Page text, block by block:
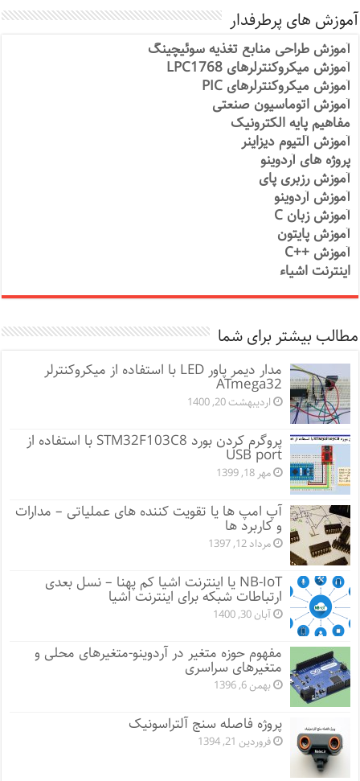
آموزش های پرطرفدار
آموزش طراحی منابع تغذیه سوئیچینگ
آموزش میکروکنترلرهای LPC1768
آموزش میکروکنترلرهای PIC
آموزش اتوماسیون صنعتی
مفاهیم پایه الکترونیک
آموزش آلتیوم دیزاینر
پروژه های آردوینو
آموزش رزبری پای
آموزش آردوینو
آموزش زبان C
آموزش پایتون
آموزش ++C
اینترنت اشیاء
مطالب بیشتر برای شما
مدار دیمر پاور LED با استفاده از میکروکنترلر
ATmega32
اردیبهشت 20, 1400
پروگرم کردن بورد STM32F103C8 با استفاده از
USB port
مهر 18, 1399
آپ امپ ها یا تقویت کننده های عملیاتی – مدارات
و کاربرد ها
مرداد 12, 1397
NB-IoT یا اینترنت اشیا کم پهنا – نسل بعدی
ارتباطات شبکه برای اینترنت اشیا
آبان 30, 1400
مفهوم حوزه متغیر در آردوینو-متغیرهای محلی و
متغیرهای سراسری
بهمن 6, 1396
پروژه فاصله سنج آلتراسونیک
فروردین 21, 1394